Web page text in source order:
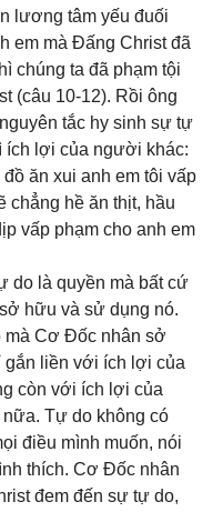
lương tâm yếu đuối
em mà Đấng Christ đã
chúng ta đã phạm tội
(câu 10-12). Rồi ông
tắc hy sinh sự tự
ích lợi của người khác:
đồ ăn xui anh em tôi vấp
chẳng hề ăn thịt, hầu
vấp phạm cho anh em
do là quyền mà bất cứ
hữu và sử dụng nó.
mà Cơ Đốc nhân sở
gắn liền với ích lợi của
còn với ích lợi của
Tự do không có
điều mình muốn, nói
thích. Cơ Đốc nhân
đem đến sự tự do,